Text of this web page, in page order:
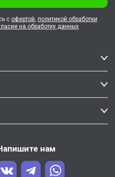
нам
с офертой, политикой обработки
на обработку данных